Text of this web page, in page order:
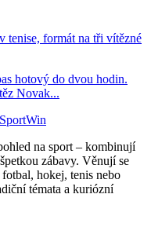
tenise, formát na tři vítězné
hotový do dvou hodin.
Novak...
SportWin
na sport – kombinují
zábavy. Věnují se
hokej, tenis nebo
témata a kuriózní